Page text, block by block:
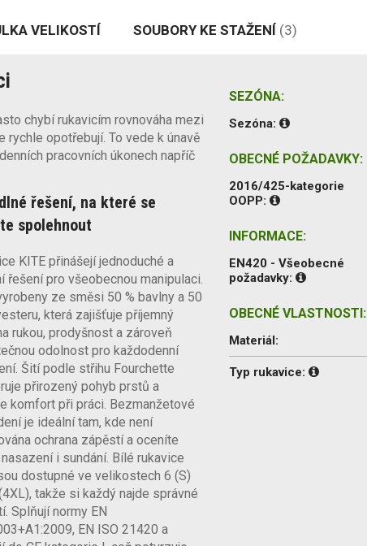
VELIKOSTÍ SOUBORY KE STAŽENÍ (3)
chybí rukavicím rovnováha mezi
opotřebují. To vede k únavě
pracovních úkonech napříč
řešení, na které se
spolehnout
KITE přinášejí jednoduché a
řešení pro všeobecnou manipulaci.
ze směsi 50 % bavlny a 50
která zajišťuje příjemný
rukou, prodyšnost a zároveň
odolnost pro každodenní
Šití podle střihu Fourchette
přirozený pohyb prstů a
komfort při práci. Bezmanžetové
je ideální tam, kde není
ochrana zápěstí a oceníte
i sundání. Bílé rukavice
dostupné ve velikostech 6 (S)
takže si každý najde správné
Splňují normy EN
EN ISO 21420 a
SEZÓNA:
Sezóna:
OBECNÉ POŽADAVKY:
2016/425-kategorie
OOPP:
INFORMACE:
EN420 - Všeobecné
požadavky:
OBECNÉ VLASTNOSTI:
Materiál:
Typ rukavice: